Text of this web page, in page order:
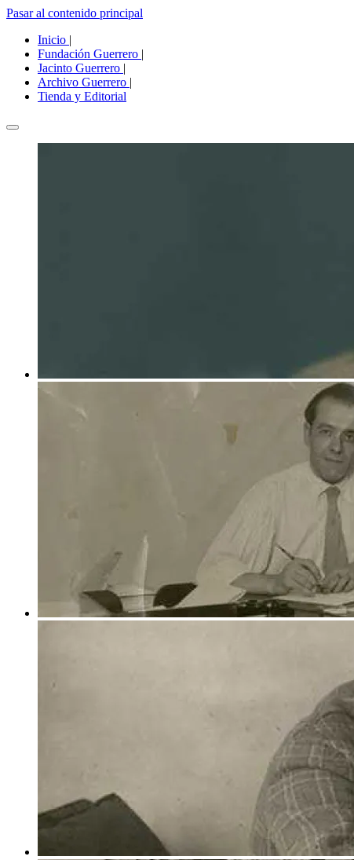
Pasar al contenido principal
Inicio |
Fundación Guerrero |
Jacinto Guerrero |
Archivo Guerrero |
Tienda y Editorial